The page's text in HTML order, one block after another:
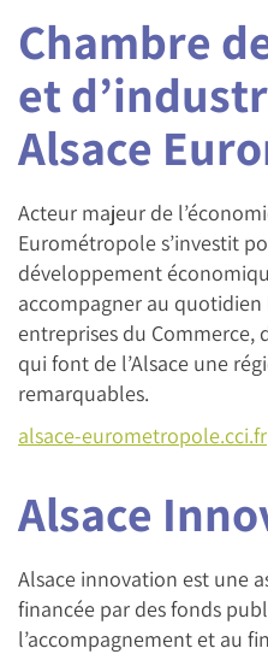
Chambre
et
Alsace
Acteur majeur de
Eurométropole s’investit
développement
accompagner au quotidien
entreprises du Commerce,
qui font de l’Alsace une
remarquables.
alsace-eurometropole.cci.fr
Alsace
Alsace innovation est une
financée par des fonds
l’accompagnement et au